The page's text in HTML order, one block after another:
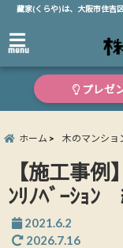
藏家(くらや)は、大阪市住吉
menu
プレゼ
ホーム 木のマンショ
【施工事
ﾝﾘﾉﾍﾞｰｼｮﾝ
2021.6.2
2026.7.16